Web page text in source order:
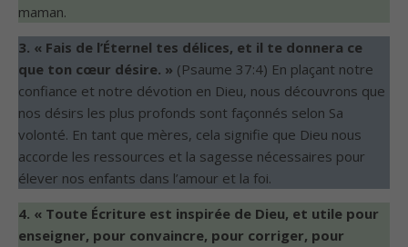
maman.
3. « Fais de l’Éternel tes délices, et il te donnera ce
que ton cœur désire. » (Psaume 37:4) En plaçant notre
confiance et notre dévotion en Dieu, nous découvrons que
nos désirs les plus profonds sont façonnés selon Sa
volonté. En tant que mères, cela signifie que Dieu nous
accorde les ressources et la sagesse nécessaires pour
élever nos enfants dans l’amour et la foi.
4. « Toute Écriture est inspirée de Dieu, et utile pour
enseigner, pour convaincre, pour corriger, pour